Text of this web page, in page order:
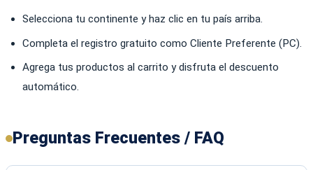
Selecciona tu continente y haz clic en tu país arriba.
Completa el registro gratuito como Cliente Preferente (PC).
Agrega tus productos al carrito y disfruta el descuento
automático.
Preguntas Frecuentes / FAQ